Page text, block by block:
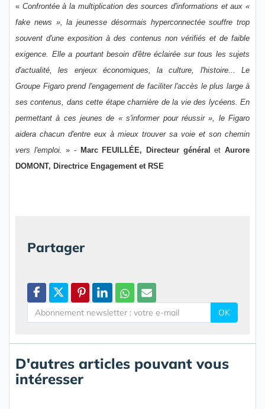
« Confrontée à la multiplication des sources d'informations et aux «
fake news », la jeunesse désormais hyperconnectée souffre trop
souvent d'une exposition à des contenus non vérifiés et de faible
exigence. Elle a pourtant besoin d'être éclairée sur tous les sujets
d'actualité, les enjeux économiques, la culture, l'histoire... Le
Groupe Figaro prend l'engagement de faciliter l'accès le plus large à
ses contenus, dans cette étape charnière de la vie des lycéens. En
permettant à ces jeunes de « s'informer pour réussir », le Figaro
aidera chacun d'entre eux à mieux trouver sa voie et son chemin
vers l'emploi.
» - Marc FEUILLÉE, Directeur général etAurore
DOMONT, Directrice Engagement et RSE
Partager
OK
D'autres articles pouvant vous
intéresser